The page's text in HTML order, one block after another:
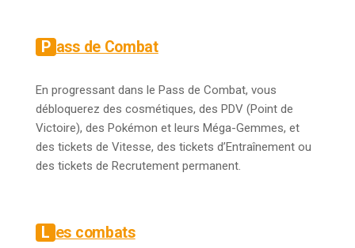
Pass de Combat
En progressant dans le Pass de Combat, vous
débloquerez des cosmétiques, des PDV (Point de
Victoire), des Pokémon et leurs Méga-Gemmes, et
des tickets de Vitesse, des tickets d’Entraînement ou
des tickets de Recrutement permanent.
Les combats